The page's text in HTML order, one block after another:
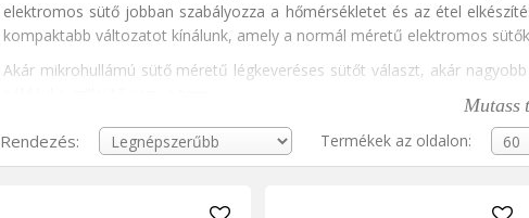
elektromos sütő jobban szabályozza a hőmérsékletet és az étel
kompaktabb változatot kínálunk, amely a normál méretű elektromos
Akár mikrohullámú sütő méretű légkeveréses sütőt választ, akár
A konvekciós funkció, amely egyenletesen osztja el a meleg levegőt,
kell venni a döntés meghozatalakor.
Mutass
Rendezés: Termékek az oldalon: